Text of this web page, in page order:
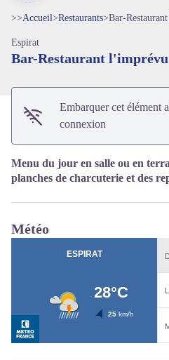
>>Accueil>Restaurants>Bar-
Espirat
Bar-Restaurant l'imprévu
Embarquer cet élément
connexion
Menu du jour en salle ou en
planches de charcuterie et des
Météo